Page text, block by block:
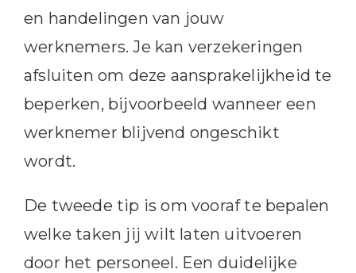
en handelingen van jouw
werknemers. Je kan verzekeringen
afsluiten om deze aansprakelijkheid te
beperken, bijvoorbeeld wanneer een
werknemer blijvend ongeschikt
wordt.
De tweede tip is om vooraf te bepalen
welke taken jij wilt laten uitvoeren
door het personeel. Een duidelijke